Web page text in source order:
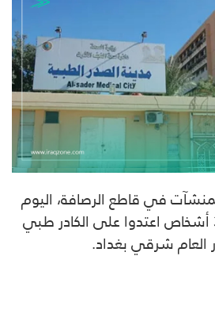
في قاطع الرصافة، اليوم
الثلاثاء، القبض على 3 أشخاص اعتدوا على الكادر طبي
شرقي بغداد.